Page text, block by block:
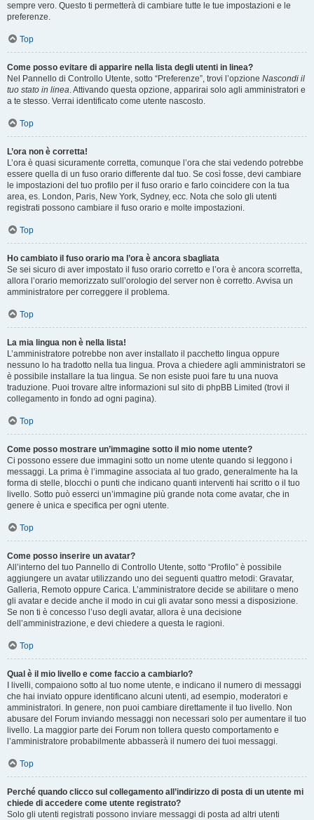
sempre vero. Questo ti permetterà di cambiare tutte le tue impostazioni e le
preferenze.
Top
Come posso evitare di apparire nella lista degli utenti in linea?
Nel Pannello di Controllo Utente, sotto “Preferenze”, trovi l’opzione Nascondi il
tuo stato in linea. Attivando questa opzione, apparirai solo agli amministratori e
a te stesso. Verrai identificato come utente nascosto.
Top
L’ora non è corretta!
L’ora è quasi sicuramente corretta, comunque l’ora che stai vedendo potrebbe
essere quella di un fuso orario differente dal tuo. Se così fosse, devi cambiare
le impostazioni del tuo profilo per il fuso orario e farlo coincidere con la tua
area, es. London, Paris, New York, Sydney, ecc. Nota che solo gli utenti
registrati possono cambiare il fuso orario e molte impostazioni.
Top
Ho cambiato il fuso orario ma l’ora è ancora sbagliata
Se sei sicuro di aver impostato il fuso orario corretto e l’ora è ancora scorretta,
allora l’orario memorizzato sull’orologio del server non è corretto. Avvisa un
amministratore per correggere il problema.
Top
La mia lingua non è nella lista!
L’amministratore potrebbe non aver installato il pacchetto lingua oppure
nessuno lo ha tradotto nella tua lingua. Prova a chiedere agli amministratori se
è possibile installare la tua lingua. Se non esiste puoi fare tu una nuova
traduzione. Puoi trovare altre informazioni sul sito di phpBB Limited (trovi il
collegamento in fondo ad ogni pagina).
Top
Come posso mostrare un’immagine sotto il mio nome utente?
Ci possono essere due immagini sotto un nome utente quando si leggono i
messaggi. La prima è l’immagine associata al tuo grado, generalmente ha la
forma di stelle, blocchi o punti che indicano quanti interventi hai scritto o il tuo
livello. Sotto può esserci un’immagine più grande nota come avatar, che in
genere è unica e specifica per ogni utente.
Top
Come posso inserire un avatar?
All’interno del tuo Pannello di Controllo Utente, sotto “Profilo” è possibile
aggiungere un avatar utilizzando uno dei seguenti quattro metodi: Gravatar,
Galleria, Remoto oppure Carica. L’amministratore decide se abilitare o meno
gli avatar e decide anche il modo in cui gli avatar sono messi a disposizione.
Se non ti è concesso l’uso degli avatar, allora è una decisione
dell’amministrazione, e devi chiedere a questa le ragioni.
Top
Qual è il mio livello e come faccio a cambiarlo?
I livelli, compaiono sotto al tuo nome utente, e indicano il numero di messaggi
che hai inviato oppure identificano alcuni utenti, ad esempio, moderatori e
amministratori. In genere, non puoi cambiare direttamente il tuo livello. Non
abusare del Forum inviando messaggi non necessari solo per aumentare il tuo
livello. La maggior parte dei Forum non tollera questo comportamento e
l’amministratore probabilmente abbasserà il numero dei tuoi messaggi.
Top
Perché quando clicco sul collegamento all’indirizzo di posta di un utente mi
chiede di accedere come utente registrato?
Solo gli utenti registrati possono inviare messaggi di posta ad altri utenti